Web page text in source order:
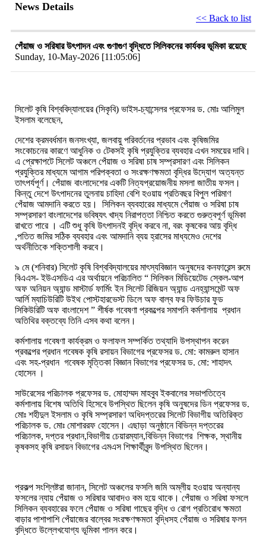
News Details
<< Back to list
পেঁয়াজ ও সরিষার উৎপাদন এবং গুণাগুণ বৃদ্ধিতে সিলিকনের কার্যকর ভূমিকা রয়েছে
Sunday, 10-May-2026 [11:05:06]
সিলেট কৃষি বিশ্ববিদ্যালয়ের(সিকৃবি) ভাইস-চ্যান্সেলর প্রফেসর ড. মোঃ আলিমুল
ইসলাম বলেছেন,
দেশের ক্রমবর্ধমান জনসংখ্যা, জলবায়ু পরিবর্তনের প্রভাব এবং কৃষিজমির
সংকোচনের কারণে আধুনিক ও টেকসই কৃষি প্রযুক্তির ব্যবহার এখন সময়ের দাবি।
এ প্রেক্ষাপটে সিলেট অঞ্চলে পেঁয়াজ ও সরিষা চাষ সম্প্রসারণ এবং সিলিকন
প্রযুক্তির মাধ্যমে আগাম পরিপক্বতা ও সংরক্ষণক্ষমতা বৃদ্ধির উদ্যোগ অত্যন্ত
তাৎপর্যপূর্ণ। পেঁয়াজ বাংলাদেশের একটি নিত্যপ্রয়োজনীয় মসলা জাতীয় ফসল।
কিন্তু দেশে উৎপাদনের তুলনায় চাহিদা বেশি হওয়ায় প্রতিবছর বিপুল পরিমাণ
পেঁয়াজ আমদানি করতে হয় । সিলিকন ব্যবহারের মাধ্যমে পেঁয়াজ ও সরিষা চাষ
সম্প্রসারণ বাংলাদেশের ভবিষ্যৎ খাদ্য নিরাপত্তা নিশ্চিত করতে গুরুত্বপূর্ণ ভূমিকা
রাখতে পারে । এটি শুধু কৃষি উৎপাদনই বৃদ্ধি করবে না, বরং কৃষকের আয় বৃদ্ধি
,পতিত জমির সঠিক ব্যবহার এবং আমদানি ব্যয় হ্রাসের মাধ্যমেও দেশের
অর্থনীতিকে শক্তিশালী করবে।
৯ মে(শনিবার) সিলেট কৃষি বিশ্ববিদ্যালয়ের মাৎস্যবিজ্ঞান অনুষদের কনফারেন্স রুমে
বিএএস-ইউএসডিএ এর অর্থায়নে পরিচালিত“ সিলিকন মিডিয়েটেড স্কেল-আপ
অফ অনিয়ন অ্যান্ড মাস্টার্ড ফার্মিং ইন সিলেট রিজিয়ন অ্যান্ড এনহ্যান্সমেন্ট অফ
আর্লি ম্যাচিউরিটি উইথ পোস্টহারভেস্ট ডিলে অফ বাল্ব ফর ফিউচার ফুড
সিকিউরিটি অফ বাংলাদেশ” শীর্ষক গবেষণা প্রকল্পের সমাপনি কর্মশালায় প্রধান
অতিথির বক্তব্যে তিনি এসব কথা বলেন।
কর্মশালায় গবেষণা কার্যক্রম ও ফলাফল সম্পর্কিত তথ্যাদি উপস্থাপন করেন
প্রকল্পের প্রধান গবেষক কৃষি রসায়ন বিভাগের প্রফেসর ড. মো: কামরুল হাসান
এবং সহ-প্রধান গবেষক মৃত্তিকা বিজ্ঞান বিভাগের প্রফেসর ড. মো: শাহাদৎ
হোসেন ।
সাউরেসের পরিচালক প্রফেসর ড. মোহাম্মদ মাহবুব ইকবালের সভাপতিত্বে
কর্মশালায় বিশেষ অতিথি হিসেবে উপস্থিত ছিলেন কৃষি অনুষদের ডিন প্রফেসর ড.
মোঃ শহীদুল ইসলাম ও কৃষি সম্প্রসারণ অধিদপ্তরের সিলেট বিভাগীয় অতিরিক্ত
পরিচালক ড. মোঃ মোশাররফ হোসেন। এছাড়া অনুষ্ঠানে বিভিন্ন দপ্তরের
পরিচালক,দপ্তর প্রধান,বিভাগীয় চেয়ারম্যান,বিভিন্ন বিভাগের শিক্ষক,স্থানীয়
কৃষকসহ কৃষি রসায়ন বিভাগের এমএস শিক্ষার্থীবৃন্দ উপস্থিত ছিলেন।
প্রকল্প সংশ্লিষ্টরা জানান, সিলেট অঞ্চলের ফসলি জমি অম্লীয় হওয়ায় অন্যান্য
ফসলের ন্যায় পেঁয়াজ ও সরিষার আবাদও কম হয়ে থাকে । পেঁয়াজ ও সরিষা ফসলে
সিলিকন ব্যবহারের ফলে পেঁয়াজ ও সরিষা গাছের বৃদ্ধি ও রোগ প্রতিরোধ ক্ষমতা
বাড়ার পাশাপাশি পেঁয়াজের বাল্বের সংরক্ষণক্ষমতা বৃদ্ধিসহ পেঁয়াজ ও সরিষার ফলন
বৃদ্ধিতে উল্লেখযোগ্য ভূমিকা পালন করে।